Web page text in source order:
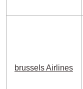
brussels Airlines